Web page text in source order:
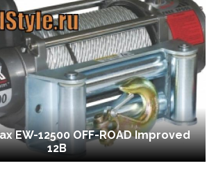
EW-12500 OFF-ROAD Improved
12В